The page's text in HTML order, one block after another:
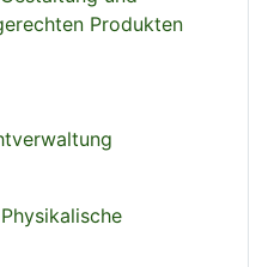
Produkten